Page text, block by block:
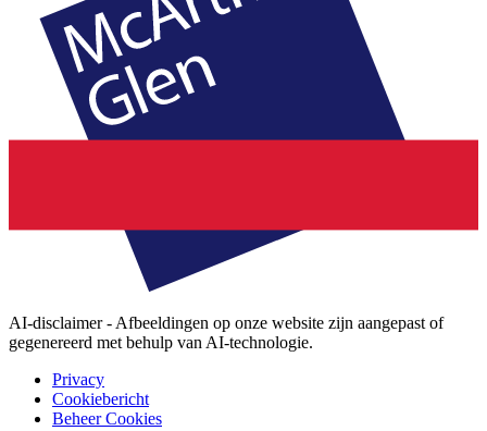
AI-disclaimer - Afbeeldingen op onze website zijn aangepast of
gegenereerd met behulp van AI-technologie.
Privacy
Cookiebericht
Beheer Cookies